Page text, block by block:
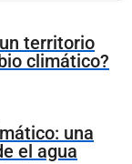
territorio
climático?
una
el agua